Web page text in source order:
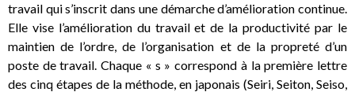
travail qui s’inscrit dans une démarche d’amélioration continue.
Elle vise l’amélioration du travail et de la productivité par le
maintien de l’ordre, de l’organisation et de la propreté d’un
poste de travail. Chaque « s » correspond à la première lettre
des cinq étapes de la méthode, en japonais (Seiri, Seiton, Seiso,